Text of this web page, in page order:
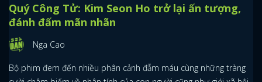
Quý Công Tử: Kim Seon Ho trở lại ấn tượng,
đánh đấm mãn nhãn
Nga Cao
Bộ phim đem đến nhiều phân cảnh đẫm máu cùng những tràng